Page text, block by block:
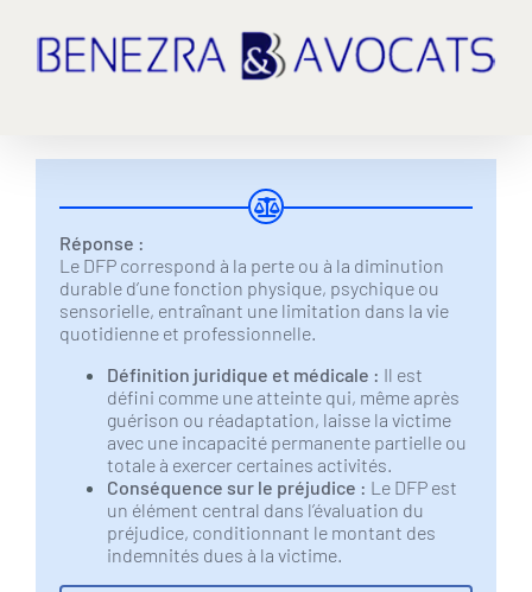
contenu
Réponse :
Le DFP correspond à la perte ou à la diminution
durable d’une fonction physique, psychique ou
sensorielle, entraînant une limitation dans la vie
quotidienne et professionnelle.
Définition juridique et médicale : Il est
défini comme une atteinte qui, même après
guérison ou réadaptation, laisse la victime
avec une incapacité permanente partielle ou
totale à exercer certaines activités.
Conséquence sur le préjudice : Le DFP est
un élément central dans l’évaluation du
préjudice, conditionnant le montant des
indemnités dues à la victime.